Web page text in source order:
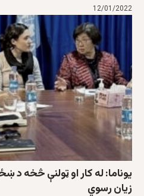
12/01/2022
یوناما: له کار او ټولنې څخه
زيان رسوي